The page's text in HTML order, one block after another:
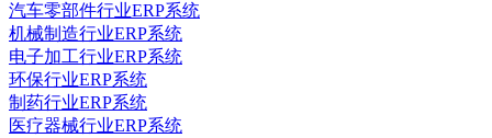
汽车零部件行业ERP系统
机械制造行业ERP系统
电子加工行业ERP系统
环保行业ERP系统
制药行业ERP系统
医疗器械行业ERP系统